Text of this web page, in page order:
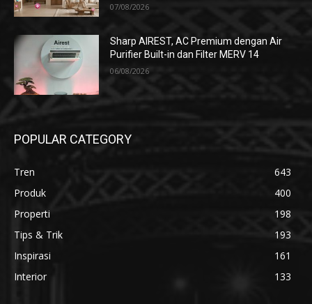
07/08/2026
Sharp AIREST, AC Premium dengan Air
Purifier Built-in dan Filter MERV 14
06/08/2026
POPULAR CATEGORY
Tren
643
Produk
400
Properti
198
Tips & Trik
193
Inspirasi
161
Interior
133